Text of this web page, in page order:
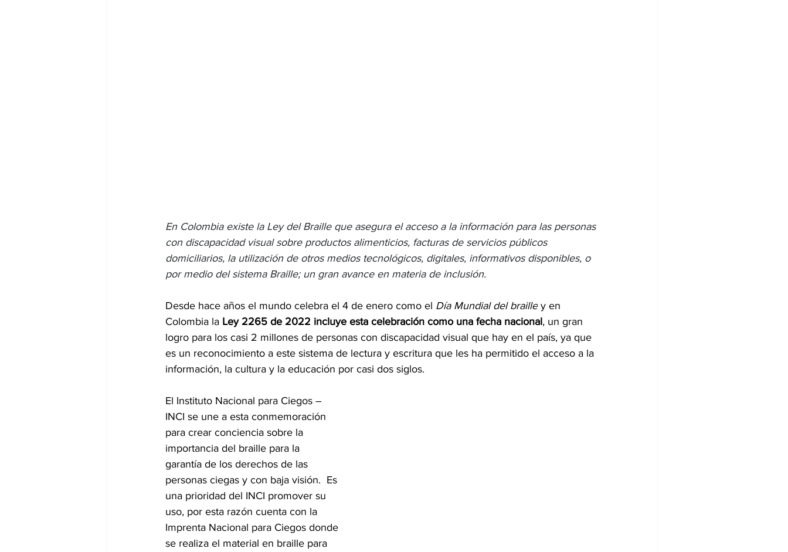
En Colombia existe la Ley del Braille que asegura el acceso a la información para las personas
con discapacidad visual sobre productos alimenticios, facturas de servicios públicos
domiciliarios, la utilización de otros medios tecnológicos, digitales, informativos disponibles, o
por medio del sistema Braille; un gran avance en materia de inclusión.
Desde hace años el mundo celebra el 4 de enero como el Día Mundial del braille y en
Colombia la Ley 2265 de 2022 incluye esta celebración como una fecha nacional, un gran
logro para los casi 2 millones de personas con discapacidad visual que hay en el país, ya que
es un reconocimiento a este sistema de lectura y escritura que les ha permitido el acceso a la
información, la cultura y la educación por casi dos siglos.
El Instituto Nacional para Ciegos –
INCI se une a esta conmemoración
para crear conciencia sobre la
importancia del braille para la
garantía de los derechos de las
personas ciegas y con baja visión.  Es
una prioridad del INCI promover su
uso, por esta razón cuenta con la
Imprenta Nacional para Ciegos donde
se realiza el material en braille para